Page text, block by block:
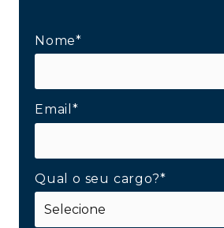
Nome*
Email*
Qual o seu cargo?*